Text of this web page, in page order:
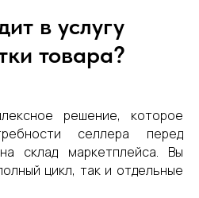
в услугу
товара?
решение, которое
селлера перед
склад маркетплейса. Вы
цикл, так и отдельные